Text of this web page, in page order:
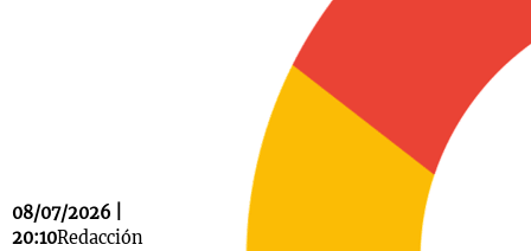
08/07/2026 |
20:10Redacción